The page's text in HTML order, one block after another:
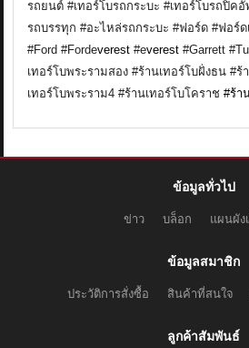
รถยนต์ #เทอร์โบรถกระบะ #เทอร์โบรถปิคอั
รถบรรทุก #อะไหล่รถกระบะ #ฟอร์ด #ฟอร์ด
#Ford #Fordeverest#everest#Garrett
เทอร์โบพระรามสอง #ร้านเทอร์โบฝั่งธน #ร้
เทอร์โบพระราม4 #ร้านเทอร์โบโคราช #ร้า
ข้อมูลทั่วไป
ข่าว บล็อก แผนผัง
ข้อมูลสมาชิก
ประวัติการสั่งซื้อ สินค้าที่สนใจ
ลูกค้าสัมพันธ์